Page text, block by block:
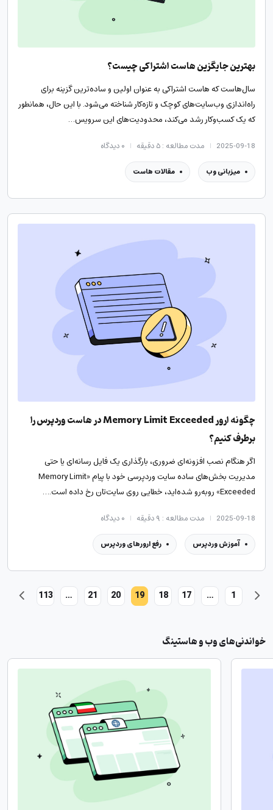
بهترین جایگزین هاست اشتراکی چیست؟
سال‌هاست که هاست اشتراکی به عنوان اولین و ساده‌ترین گزینه برای
راه‌اندازی وب‌سایت‌های کوچک و تازه‌کار شناخته می‌شود. با این حال، همانطور
که یک کسب‌وکار رشد می‌کند، محدودیت‌های این سرویس…
2025-09-18 مدت مطالعه : ۵ دقیقه ۰دیدگاه
میزبانی وب مقالات هاست
چگونه ارور Memory Limit Exceeded در هاست وردپرس را
برطرف کنیم؟
اگر هنگام نصب افزونه‌ای ضروری، بارگذاری یک فایل رسانه‌ای یا حتی
مدیریت بخش‌های ساده سایت وردپرسی خود با پیام «Memory Limit
Exceeded» روبه‌رو شده‌اید، خطایی روی سایت‌تان رخ داده‌ است.…
2025-09-18 مدت مطالعه : ۹ دقیقه ۰دیدگاه
آموزش وردپرس رفع ارورهای وردپرس
1
…
17
18
19
20
21
…
113
خواندنی‌های وب و هاستینگ